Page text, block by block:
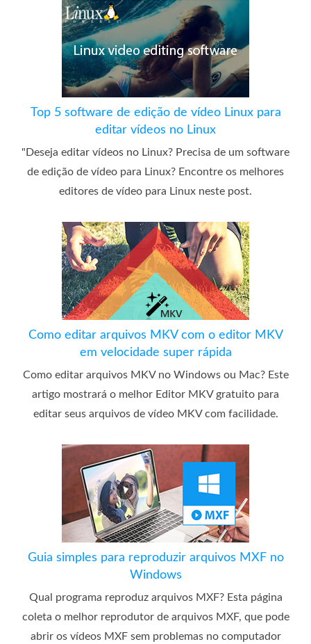
Top 5 software de edição de vídeo Linux para
editar vídeos no Linux
"Deseja editar vídeos no Linux? Precisa de um software
de edição de vídeo para Linux? Encontre os melhores
editores de vídeo para Linux neste post.
Como editar arquivos MKV com o editor MKV
em velocidade super rápida
Como editar arquivos MKV no Windows ou Mac? Este
artigo mostrará o melhor Editor MKV gratuito para
editar seus arquivos de vídeo MKV com facilidade.
Guia simples para reproduzir arquivos MXF no
Windows
Qual programa reproduz arquivos MXF? Esta página
coleta o melhor reprodutor de arquivos MXF, que pode
abrir os vídeos MXF sem problemas no computador